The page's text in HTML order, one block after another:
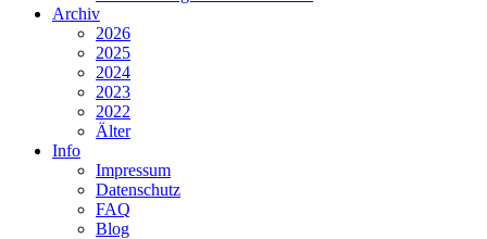
Archiv
2026
2025
2024
2023
2022
Älter
Info
Impressum
Datenschutz
FAQ
Blog